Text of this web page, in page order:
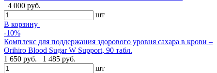
4 000 руб.
шт
В корзину
-10%
Комплекс для поддержания здорового уровня сахара в крови –
Orihiro Blood Sugar W Support, 90 табл.
1 650 руб.
1 485 руб.
шт